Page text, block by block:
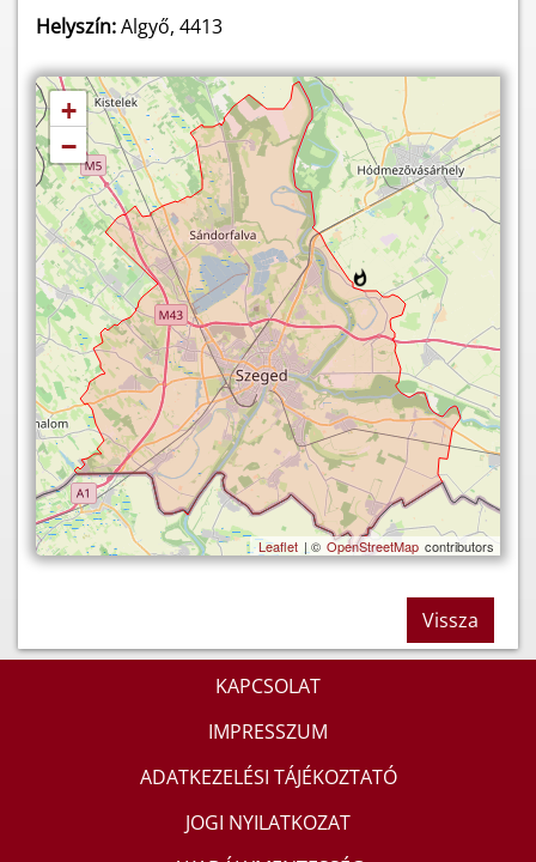
Helyszín:Algyő, 4413
+
−
Leaflet | © OpenStreetMap contributors
Vissza
KAPCSOLAT
IMPRESSZUM
ADATKEZELÉSI TÁJÉKOZTATÓ
JOGI NYILATKOZAT